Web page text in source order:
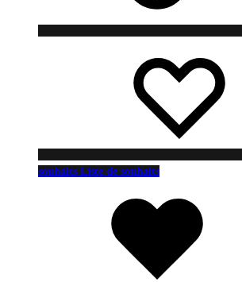
souhaits Liste de souhaits